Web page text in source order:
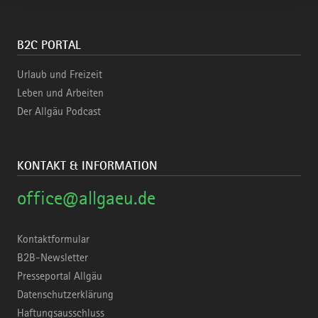
B2C PORTAL
Urlaub und Freizeit
Leben und Arbeiten
Der Allgäu Podcast
KONTAKT & INFORMATION
office@allgaeu.de
Kontaktformular
B2B-Newsletter
Presseportal Allgäu
Datenschutzerklärung
Haftungsausschluss